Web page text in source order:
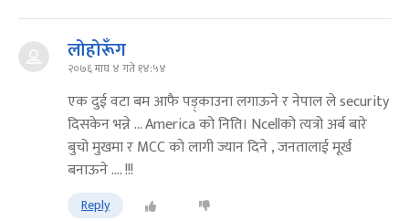
लोहोरूँग
२०७६ माघ ४ गते १४:५४
एक दुई वटा बम आफै पड़्काउना लगाऊने र नेपाल ले security
दिसकेन भन्ने ... America को निति। Ncellको त्यत्रो अर्ब बारे
बुचो मुखमा र MCC को लागी ज्यान दिने , जनतालाई मूर्ख
बनाऊने .... !!!
Reply